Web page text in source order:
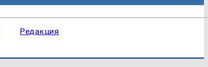
Редакция